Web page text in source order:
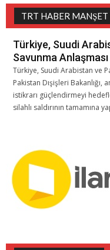
TRT HABER
Türkiye, Suudi
Savunma Anlaşması
Türkiye, Suudi Arabistan ve
Pakistan Dışişleri Bakanlığı,
istikrarı güçlendirmeyi
silahlı saldırının tamamına